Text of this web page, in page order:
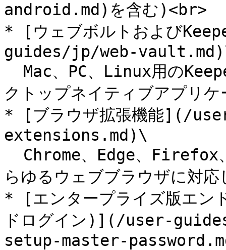
android.md)を含む)<br>
* [ウェブボルトおよび
guides/jp/web-
クトップネイティブアプリ
* [ブラウザ拡張機能](/
extensions.md)\
らゆるウェブブラウザに対
* [エンタープライズ版エン
ドログイン)](/user-
setup-master-